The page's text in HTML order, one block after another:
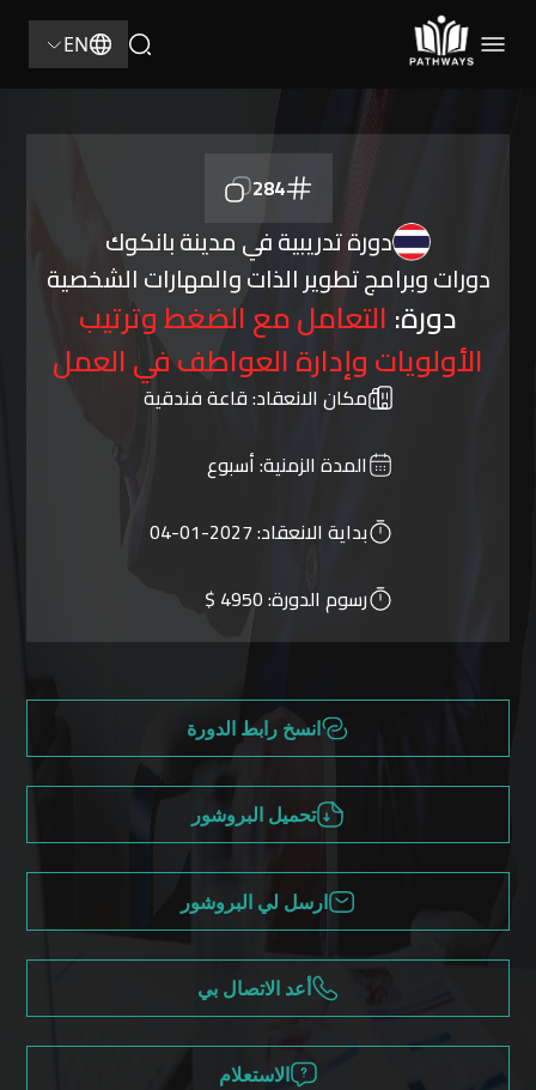
EN
284
دورة تدريبية في مدينة بانكوك
دورات وبرامج تطوير الذات والمهارات الشخصية
دورة: التعامل مع الضغط وترتيب
الأولويات وإدارة العواطف في العمل
مكان الانعقاد:قاعة فندقية
المدة الزمنية:أسبوع
بداية الانعقاد:2027-01-04
رسوم الدورة:4950 $
انسخ رابط الدورة
تحميل البروشور
ارسل لي البروشور
أعد الاتصال بي
الاستعلام